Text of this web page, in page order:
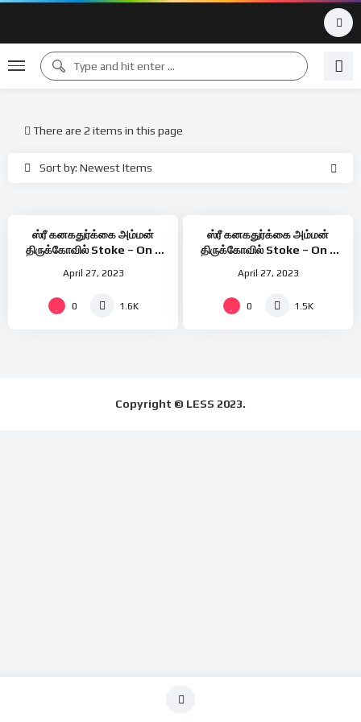
Sort by: Newest Items
There are 2 items in this page
ஸ்ரீ கனகதுர்க்கை அம்மன்
திருக்கோவில் Stoke – On –
வீதி உலாவும்
April 27, 2023
0 1.6K
ஸ்ரீ கனகதுர்க்கை அம்மன்
திருக்கோவில் Stoke – On –
April 27, 2023
0 1.5K
Copyright © LESS 2023.